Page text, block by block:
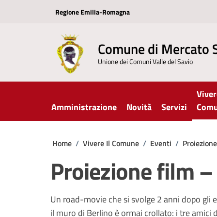
Regione Emilia-Romagna
Comune di Mercato
Unione dei Comuni Valle del Savio
Amministrazione Novità Servizi
Home / Vivere Il Comune / Eventi /
Proiezione film –
Un road-movie che si svolge 2 anni dopo
il muro di Berlino è ormai crollato: i tre amici